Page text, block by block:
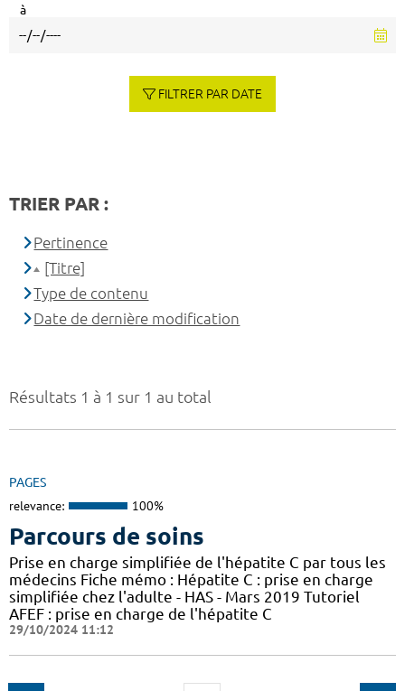
Résultats 1 à 1 sur 1 au total
PAGES
relevance: 100%
Parcours de soins
Prise en charge simplifiée de l'hépatite C par tous les
médecins Fiche mémo : Hépatite C : prise en charge
simplifiée chez l'adulte - HAS - Mars 2019 Tutoriel
AFEF : prise en charge de l'hépatite C
29/10/2024 11:12
à
FILTRER PAR DATE
TRIER PAR :
Pertinence
[Titre]
Type de contenu
Date de dernière modification